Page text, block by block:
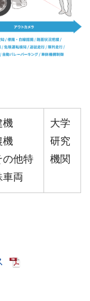
機
機
の他特
車両
大学
研究
機関